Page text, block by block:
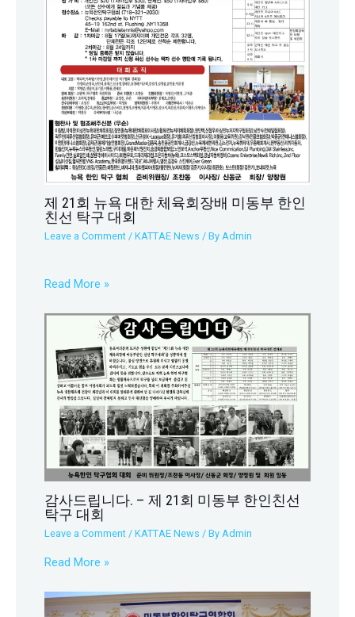
제 21회 뉴욕 대한 체육회장배 미동부 한인
친선 탁구 대회
Leave a Comment /KATTAE News / ByAdmin
Read More »
감사드립니다. – 제 21회 미동부 한인친선
탁구 대회
Leave a Comment /KATTAE News / ByAdmin
Read More »